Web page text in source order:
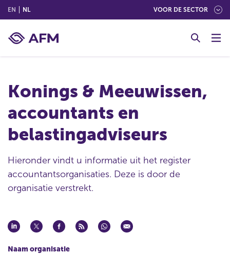
EN (ENGLISH)
NL(NEDERLANDS (NEDERLAND)) VOOR DE SECTOR
Konings & Meeuwissen,
accountants en
belastingadviseurs
Hieronder vindt u informatie uit het register
accountantsorganisaties. Deze is door de
organisatie verstrekt.
Naam organisatie